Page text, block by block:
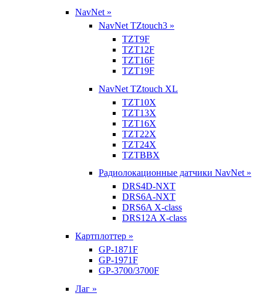
NavNet »
NavNet TZtouch3 »
TZT9F
TZT12F
TZT16F
TZT19F
NavNet TZtouch XL
TZT10X
TZT13X
TZT16X
TZT22X
TZT24X
TZTBBX
Радиолокационные датчики NavNet »
DRS4D-NXT
DRS6A-NXT
DRS6A X-class
DRS12A X-class
Картплоттер »
GP-1871F
GP-1971F
GP-3700/3700F
Лаг »